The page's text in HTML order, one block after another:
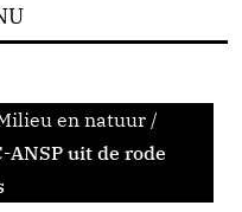
en natuur /
ANSP uit de rode